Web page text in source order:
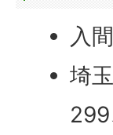
入
埼
299